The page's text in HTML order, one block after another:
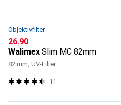
Objektivfilter
CHF
26.90
Walimex Slim MC 82mm
82 mm, UV-Filter
11